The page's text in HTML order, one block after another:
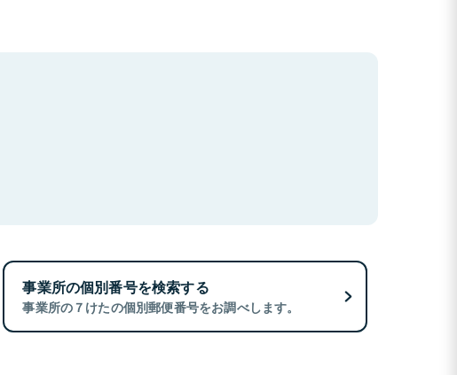
事業所の個別番号を検索する
事業所の７けたの個別郵便番号をお調べします。